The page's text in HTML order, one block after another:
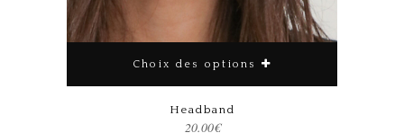
Choix des options
Headband
20.00€